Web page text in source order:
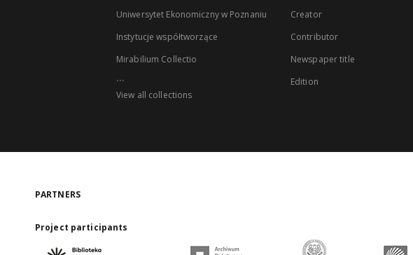
Uniwersytet Ekonomiczny w Poznaniu
Instytucje współtworzące
Mirabilium Collectio
...
View all collections
Creator
Contributor
Newspaper title
Edition
PARTNERS
Project participants